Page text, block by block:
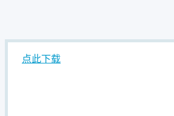
点此下载